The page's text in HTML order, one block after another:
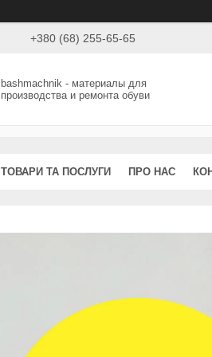
+380 (68) 255-65-65
bashmachnik - материалы для
производства и ремонта обуви
ТОВАРИ ТА ПОСЛУГИ ПРО НАС